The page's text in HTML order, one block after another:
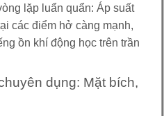
lặp luẩn quẩn: Áp suất
các điểm hở càng mạnh,
ồn khí động học trên trần
dụng: Mặt bích,